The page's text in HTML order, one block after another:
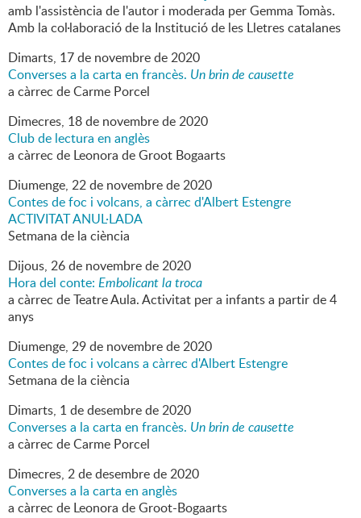
amb l'assistència de l'autor i moderada per Gemma Tomàs.
Amb la col·laboració de la Institució de les Lletres catalanes
Dimarts, 17de novembrede2020
Converses a la carta en francès. Un brin de causette
a càrrec de Carme Porcel
Dimecres, 18de novembrede2020
Club de lectura en anglès
a càrrec de Leonora de Groot Bogaarts
Diumenge, 22de novembrede2020
Contes de foc i volcans, a càrrec d'Albert Estengre
ACTIVITAT ANUL·LADA
Setmana de la ciència
Dijous, 26de novembrede2020
Hora del conte: Embolicant la troca
a càrrec de Teatre Aula. Activitat per a infants a partir de 4
anys
Diumenge, 29de novembrede2020
Contes de foc i volcans a càrrec d'Albert Estengre
Setmana de la ciència
Dimarts, 1dedesembrede2020
Converses a la carta en francès. Un brin de causette
a càrrec de Carme Porcel
Dimecres, 2dedesembrede2020
Converses a la carta en anglès
a càrrec de Leonora de Groot-Bogaarts